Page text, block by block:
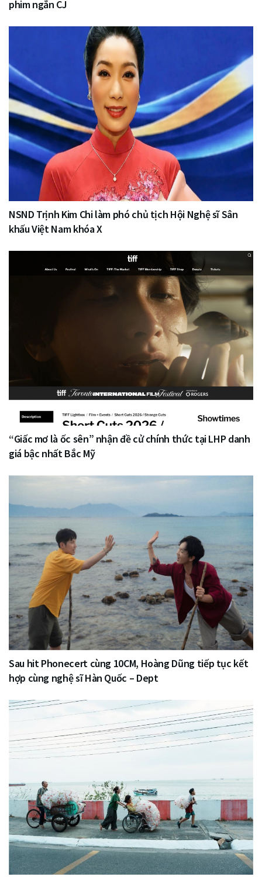
phim ngắn CJ
NSND Trịnh Kim Chi làm phó chủ tịch Hội Nghệ sĩ Sân
khấu Việt Nam khóa X
“Giấc mơ là ốc sên” nhận đề cử chính thức tại LHP danh
giá bậc nhất Bắc Mỹ
Sau hit Phonecert cùng 10CM, Hoàng Dũng tiếp tục kết
hợp cùng nghệ sĩ Hàn Quốc – Dept